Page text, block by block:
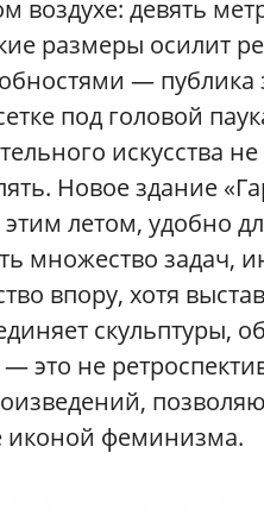
воздухе: девять
размеры осилит
— публика
под головой
искусства
Новое здание
летом, удобно
множество задач,
впору, хотя
скульптуры,
это не
иконой феминизма.